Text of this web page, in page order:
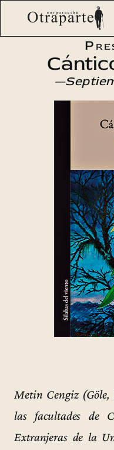
Saltar
Otraparte.org/Agenda
Metin Cengiz
las facultades de
Extranjeras de la